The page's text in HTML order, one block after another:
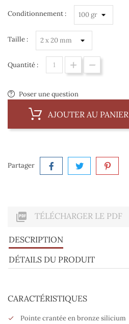
Conditionnement :
Taille :
Quantité :
Poser une question
AJOUTER AU PANIER
Partager
 TÉLÉCHARGER LE PDF
DESCRIPTION
DÉTAILS DU PRODUIT
CARACTÉRISTIQUES
Pointe crantée en bronze silicium